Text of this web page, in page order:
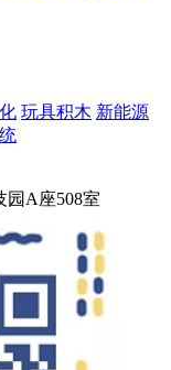
玩具积木 新能源
园A座508室